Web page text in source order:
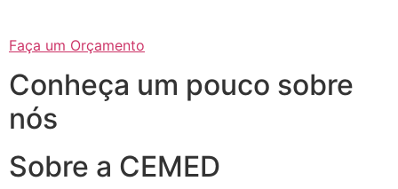
Faça um Orçamento
Conheça um pouco sobre
nós
Sobre a CEMED